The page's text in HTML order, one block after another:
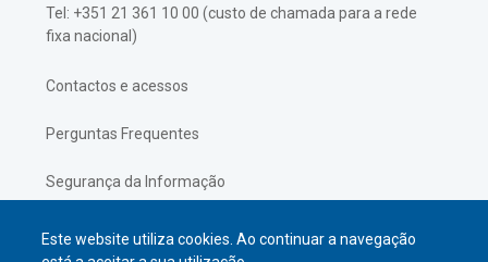
Este website utiliza cookies. Ao continuar a navegação
Tel: +351 21 361 10 00 (custo de chamada para a rede
fixa nacional)
Contactos e acessos
Perguntas Frequentes
Segurança da Informação
Política de Privacidade